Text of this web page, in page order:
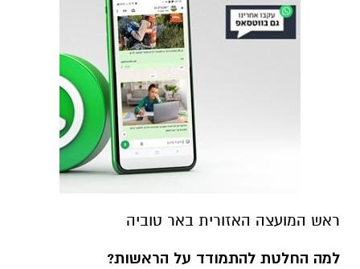
ראש המועצה האזורית באר טוביה
למה החלטת להתמודד על הראשות?